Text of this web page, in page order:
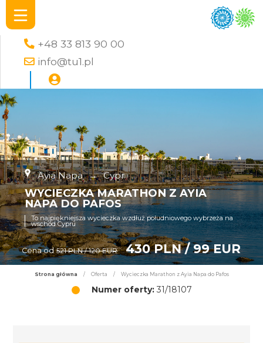
+48 33 813 90 00
info@tu1.pl
Ayia Napa → Cypr
WYCIECZKA MARATHON Z AYIA
NAPA DO PAFOS
To najpiękniejsza wycieczka wzdłuż południowego wybrzeża na
wschód Cypru
Cena od 521 PLN / 120 EUR 430 PLN / 99 EUR
Strona główna / Oferta / Wycieczka Marathon z Ayia Napa do Pafos
Numer oferty:31/18107